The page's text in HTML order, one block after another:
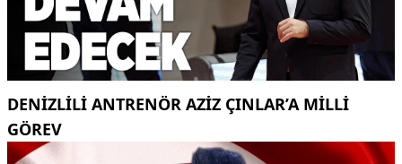
DENIZLILI ANTRENÖR AZIZ ÇINLAR’A MILLI
GÖREV